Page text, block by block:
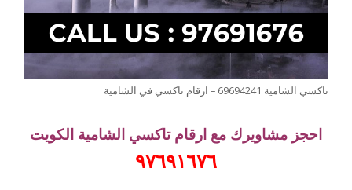
تاكسي الشامية 69694241 – ارقام تاكسي في الشامية
احجز مشاويرك مع ارقام تاكسي الشامية الكويت
٩٧٦٩١٦٧٦